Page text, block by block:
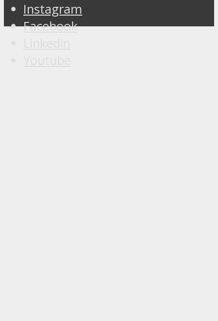
Instagram
Facebook